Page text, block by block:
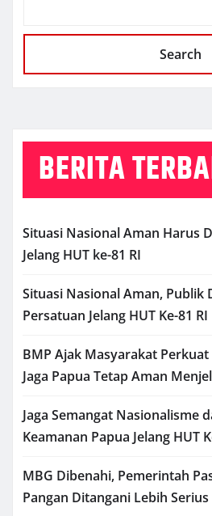
Search
BERITA
Situasi Nasional Aman Harus
Jelang HUT ke-81 RI
Situasi Nasional Aman, Publik
Persatuan Jelang HUT Ke-81 RI
BMP Ajak Masyarakat
Jaga Papua Tetap Aman
Jaga Semangat Nasionalisme
Keamanan Papua Jelang HUT
MBG Dibenahi, Pemerintah
Pangan Ditangani Lebih Serius